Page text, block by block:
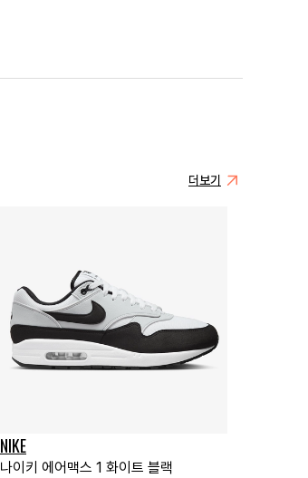
더보기
NIKE
나이키 에어맥스 1 화이트 블랙